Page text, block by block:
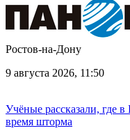
Ростов-на-Дону
9 августа 2026, 11:50
Учёные рассказали, где в
время шторма